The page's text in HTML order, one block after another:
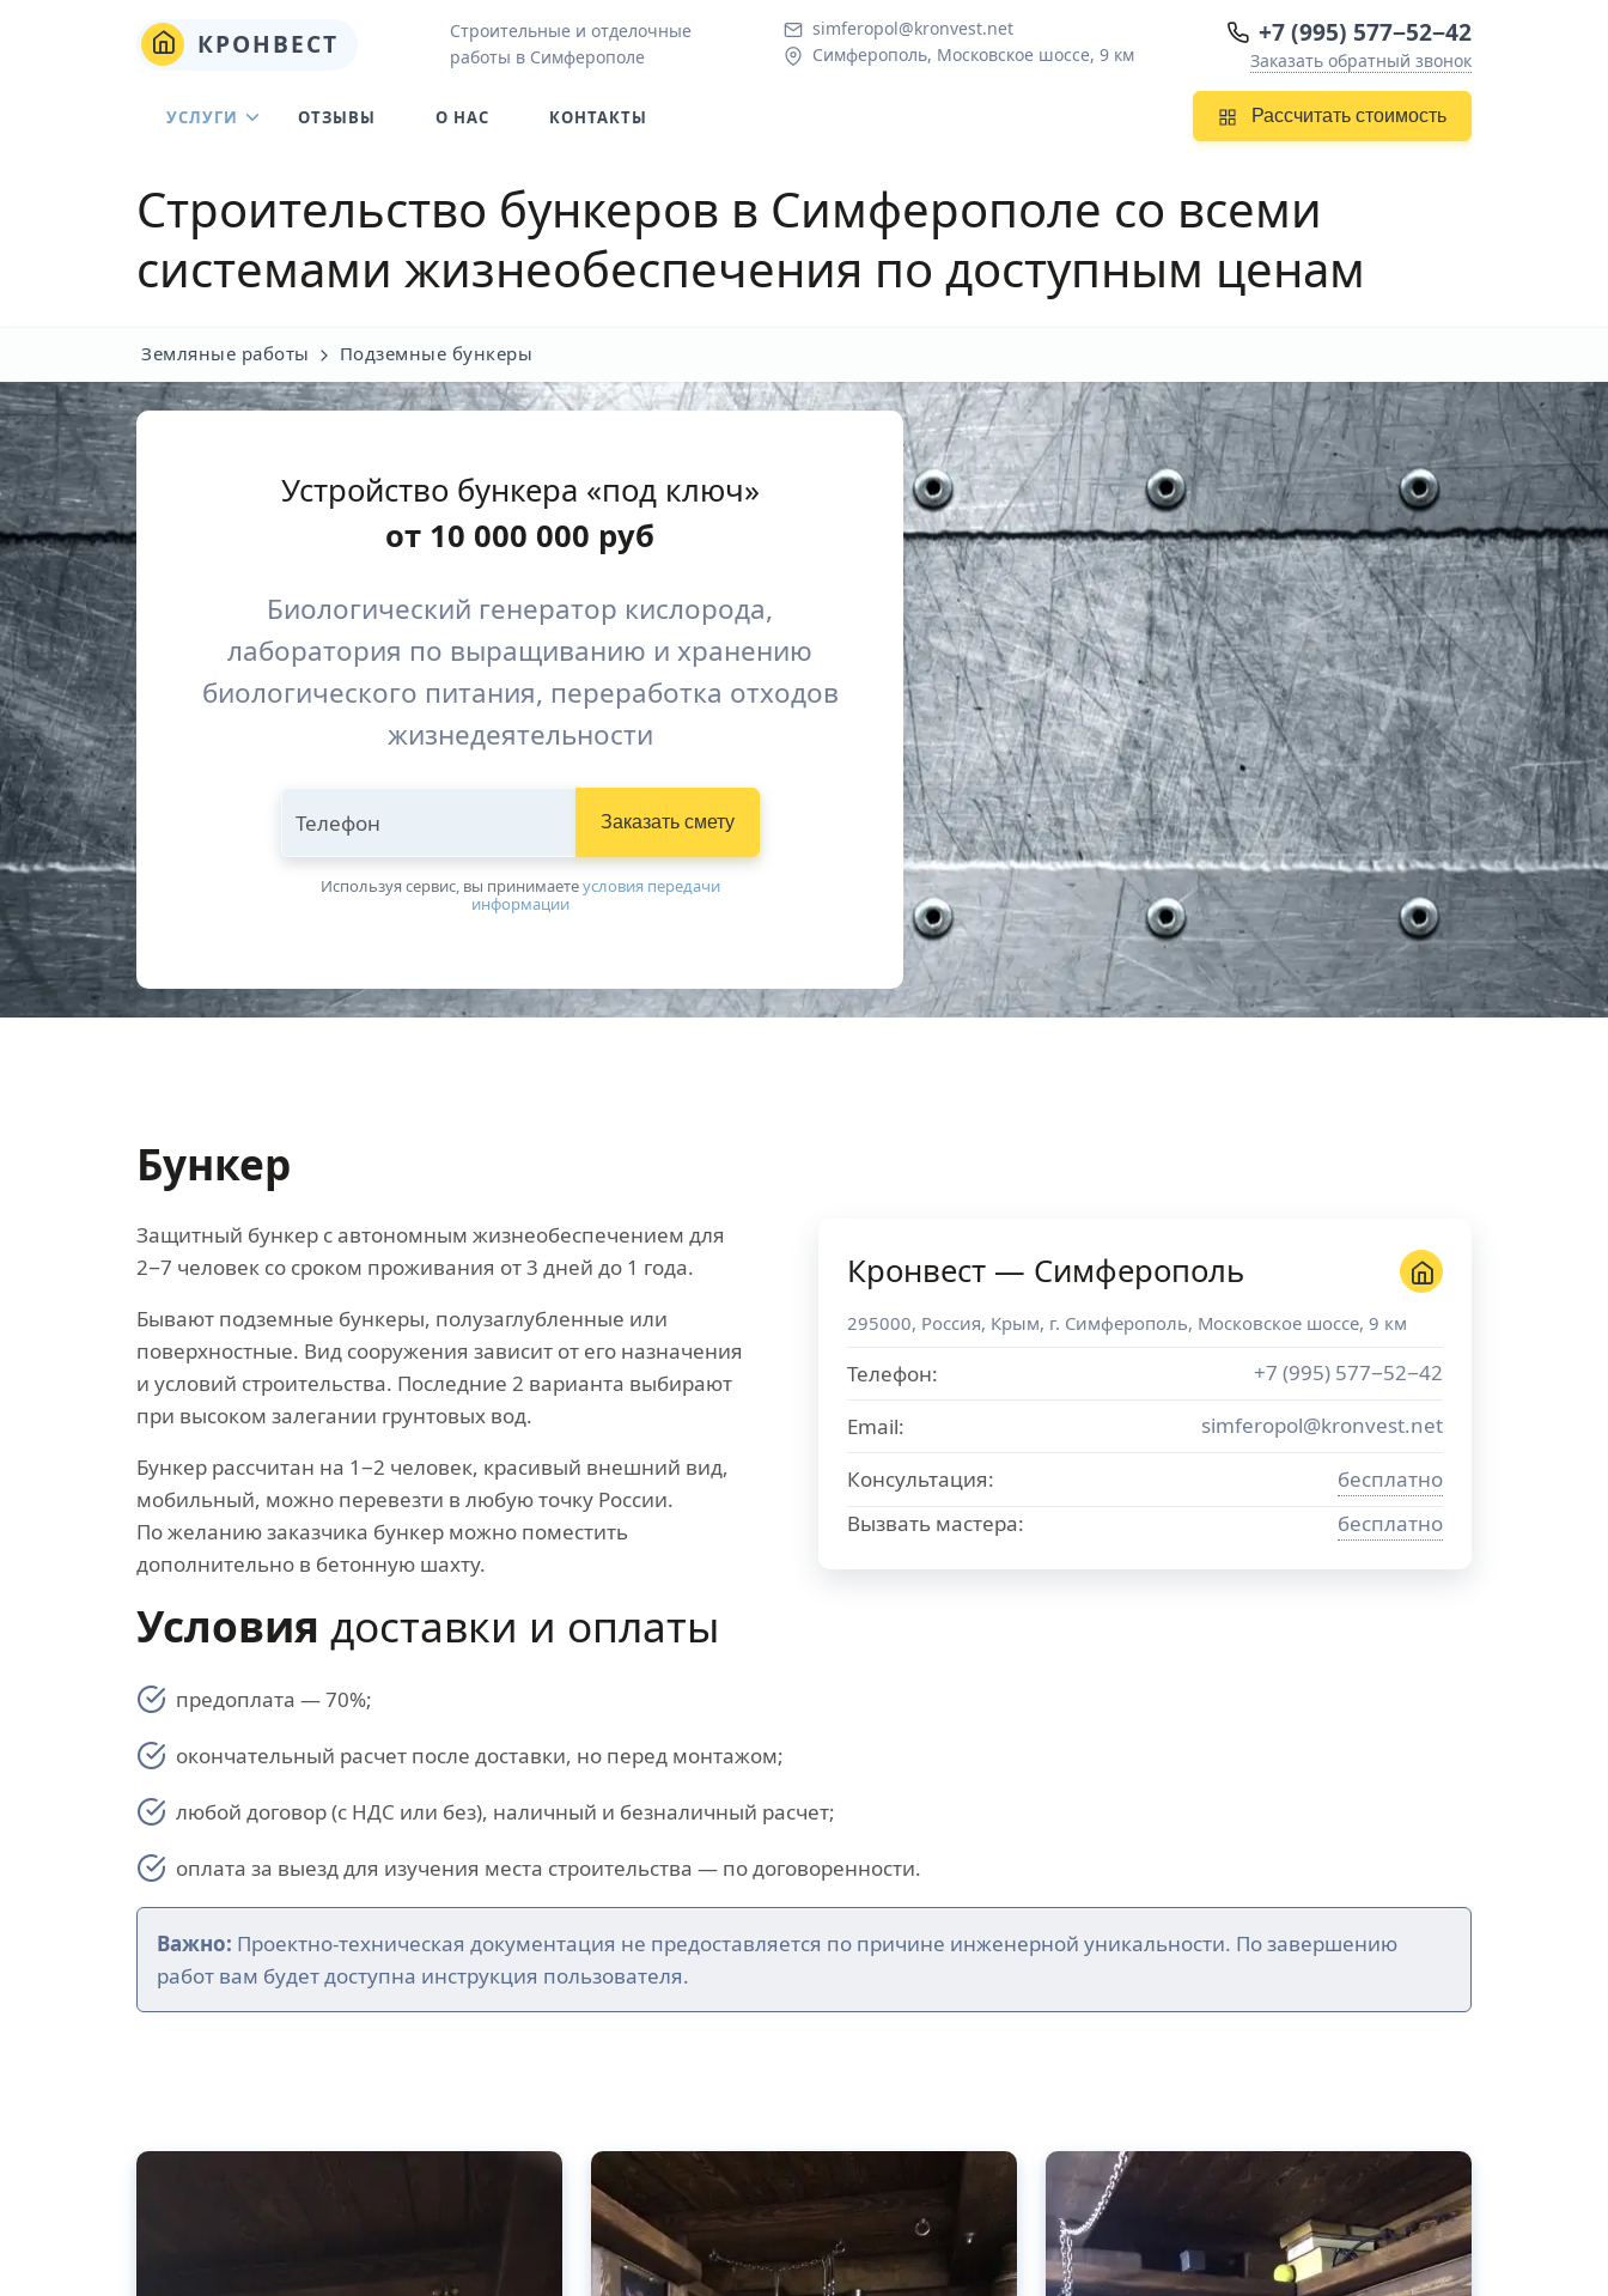
КРОНВЕСТ
Строительные и отделочные
работы в Симферополе
simferopol@kronvest.net
Симферополь, Московское шоссе, 9 км
+7 (995) 577−52−42
Заказать обратный звонок
Рассчитать стоимость
УСЛУГИ ОТЗЫВЫ О НАС КОНТАКТЫ
Строительство бункеров в Симферополе со всеми
системами жизнеобеспечения по доступным ценам
Земляные работы Подземные бункеры
Устройство бункера «под ключ»
от 10 000 000 руб
Биологический генератор кислорода,
лаборатория по выращиванию и хранению
биологического питания, переработка отходов
жизнедеятельности
Телефон Заказать смету
Используя сервис, вы принимаетeусловия передачи
информации
Бункер
Защитный бункер с автономным жизнеобеспечением для
2−7 человек со сроком проживания от 3 дней до 1 года.
Бывают подземные бункеры, полузаглубленные или
поверхностные. Вид сооружения зависит от его назначения
и условий строительства. Последние 2 варианта выбирают
при высоком залегании грунтовых вод.
Бункер рассчитан на 1−2 человек, красивый внешний вид,
мобильный, можно перевезти в любую точку России.
По желанию заказчика бункер можно поместить
дополнительно в бетонную шахту.
Кронвест — Симферополь
295000, Россия, Крым, г. Симферополь, Московское шоссе, 9 км
Телефон:
+7 (995) 577−52−42
Email:
simferopol@kronvest.net
Консультация:
бесплатно
Вызвать мастера:
бесплатно
Условия доставки и оплаты
предоплата — 70%;
окончательный расчет после доставки, но перед монтажом;
любой договор (с НДС или без), наличный и безналичный расчет;
оплата за выезд для изучения места строительства — по договоренности.
Важно: Проектно-техническая документация не предоставляется по причине инженерной уникальности. По завершению
работ вам будет доступна инструкция пользователя.